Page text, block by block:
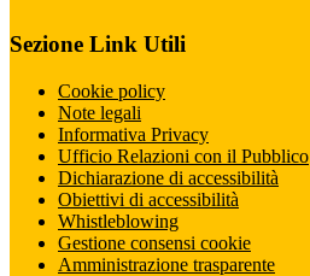
Sezione Link Utili
Cookie policy
Note legali
Informativa Privacy
Ufficio Relazioni con il Pubblico
Dichiarazione di accessibilità
Obiettivi di accessibilità
Whistleblowing
Gestione consensi cookie
Amministrazione trasparente